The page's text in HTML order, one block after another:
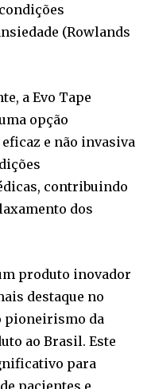
(Rowlands
a Evo Tape
opção
e não invasiva
contribuindo
dos
produto inovador
destaque no
pioneirismo da
ao Brasil. Este
para
pacientes e